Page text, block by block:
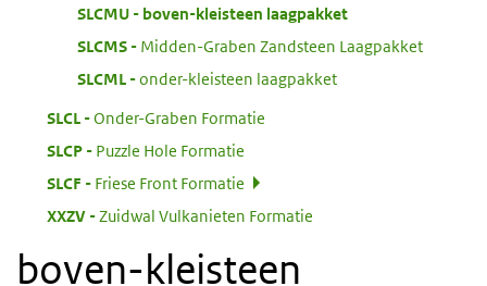
SLCMU:
boven-kleisteen laagpakket
SLCMS:
Midden-Graben Zandsteen Laagpakket
SLCML
onder-kleisteen laagpakket
SLCL
Onder-Graben Formatie
SLCP:
Puzzle Hole Formatie
SLCF
Friese Front Formatie
XXZV: Zuidwal Vulkanieten Formatie
boven-kleisteen